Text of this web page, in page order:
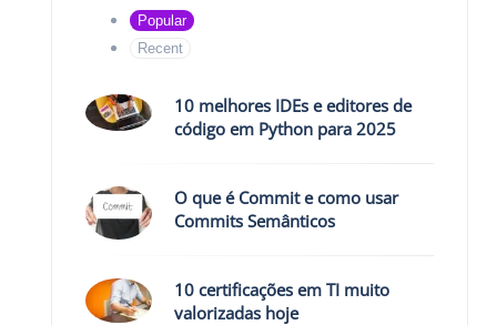
Popular
Recent
10 melhores IDEs e editores de
código em Python para 2025
O que é Commit e como usar
Commits Semânticos
10 certificações em TI muito
valorizadas hoje